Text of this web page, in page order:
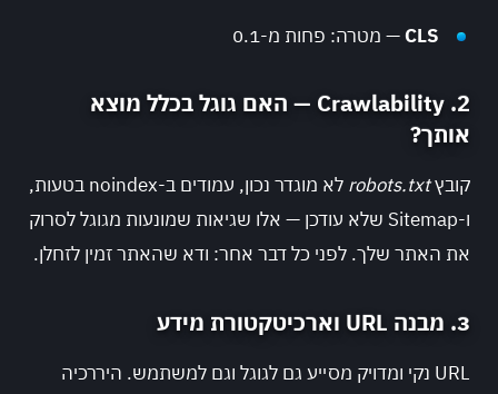
CLS— מטרה: פחות מ-0.1
2. Crawlability — האם גוגל בכלל מוצא
אותך?
קובץrobots.txt
לא מוגדר נכון, עמודים ב-noindex בטעות,
ו-Sitemap שלא עודכן — אלו שגיאות שמונעות מגוגל לסרוק
את האתר שלך. לפני כל דבר אחר: ודא שהאתר זמין לזחלן.
3. מבנה URL וארכיטקטורת מידע
URL נקי ומדויק מסייע גם לגוגל וגם למשתמש. היררכיה